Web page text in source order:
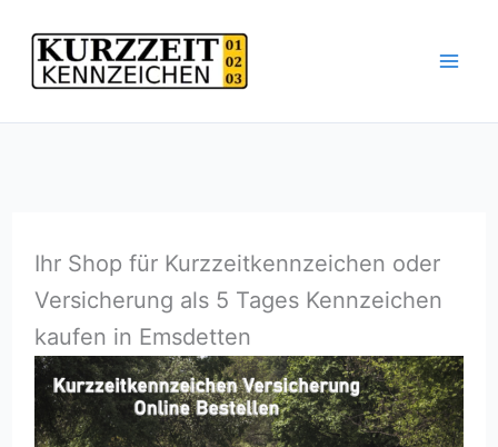
Inhalt
springen
Ihr Shop für Kurzzeitkennzeichen oder
Versicherung als 5 Tages Kennzeichen
kaufen in Emsdetten